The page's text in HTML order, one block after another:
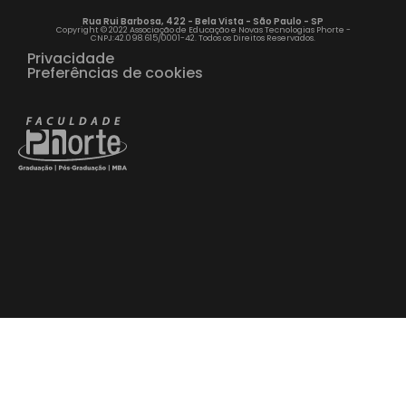
Rua Rui Barbosa, 422 - Bela Vista - São Paulo - SP
Copyright © 2022 Associação de Educação e Novas Tecnologias Phorte -
CNPJ:42.098.615/0001-42. Todos os Direitos Reservados.
Privacidade
Preferências de cookies